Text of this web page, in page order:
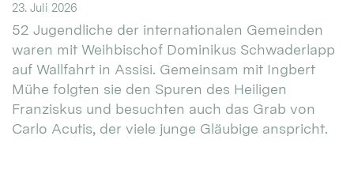
23. Juli 2026
52 Jugendliche der internationalen Gemeinden
waren mit Weihbischof Dominikus Schwaderlapp
auf Wallfahrt in Assisi. Gemeinsam mit Ingbert
Mühe folgten sie den Spuren des Heiligen
Franziskus und besuchten auch das Grab von
Carlo Acutis, der viele junge Gläubige anspricht.